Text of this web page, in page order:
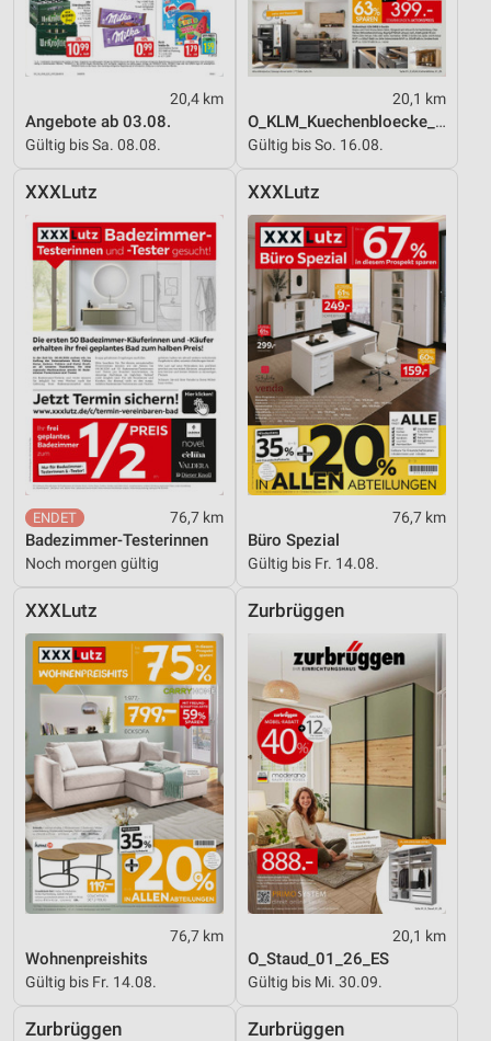
20,4 km
Angebote ab 03.08.
Gültig bis Sa. 08.08.
20,1 km
O_KLM_Kuechenbloecke_01_26_ES
Gültig bis So. 16.08.
XXXLutz
76,7 km
Badezimmer-Testerinnen
Noch morgen gültig
XXXLutz
76,7 km
Büro Spezial
Gültig bis Fr. 14.08.
XXXLutz
76,7 km
Wohnenpreishits
Gültig bis Fr. 14.08.
Zurbrüggen
20,1 km
O_Staud_01_26_ES
Gültig bis Mi. 30.09.
Zurbrüggen Zurbrüggen
Messung der Werbeleistung
Messung der Performance von Inhalten
Analyse von Zielgruppen durch Statistiken oder
Kombinationen von Daten aus verschiedenen
Quellen
Entwicklung und Verbesserung der Angebote
Verwendung reduzierter Daten zur Auswahl von
Inhalten
IAB-Besonderheiten:
Verwendung genauer Standortdaten
Geräte anhand von aktiv angeforderten
Informationen identifizieren
Nicht-IAB-Verarbeitungszwecke:
Notwendig
Funktional